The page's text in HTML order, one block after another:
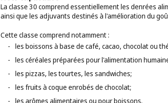
La classe 30 comprend essentiellement les denrées
ainsi que les adjuvants destinés à l'amélioration du
Cette classe comprend notamment :
- les boissons à base de café, cacao, chocolat ou
- les céréales préparées pour l'alimentation
- les pizzas, les tourtes, les sandwiches;
- les fruits à coque enrobés de chocolat;
- les arômes alimentaires ou pour boissons.